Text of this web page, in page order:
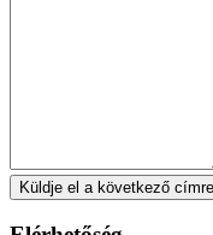
Küldje el a következő címre